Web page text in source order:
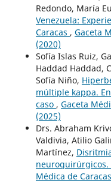
Redondo, María
Venezuela:
Caracas , Gaceta
(2020)
Sofía Islas Ruiz,
Haddad Haddad,
Sofía Niño,
múltiple kappa.
caso , Gaceta
(2025)
Drs. Abraham
Valdivia, Atilio
Martínez,
neuroquirúrgicos.
Médica de